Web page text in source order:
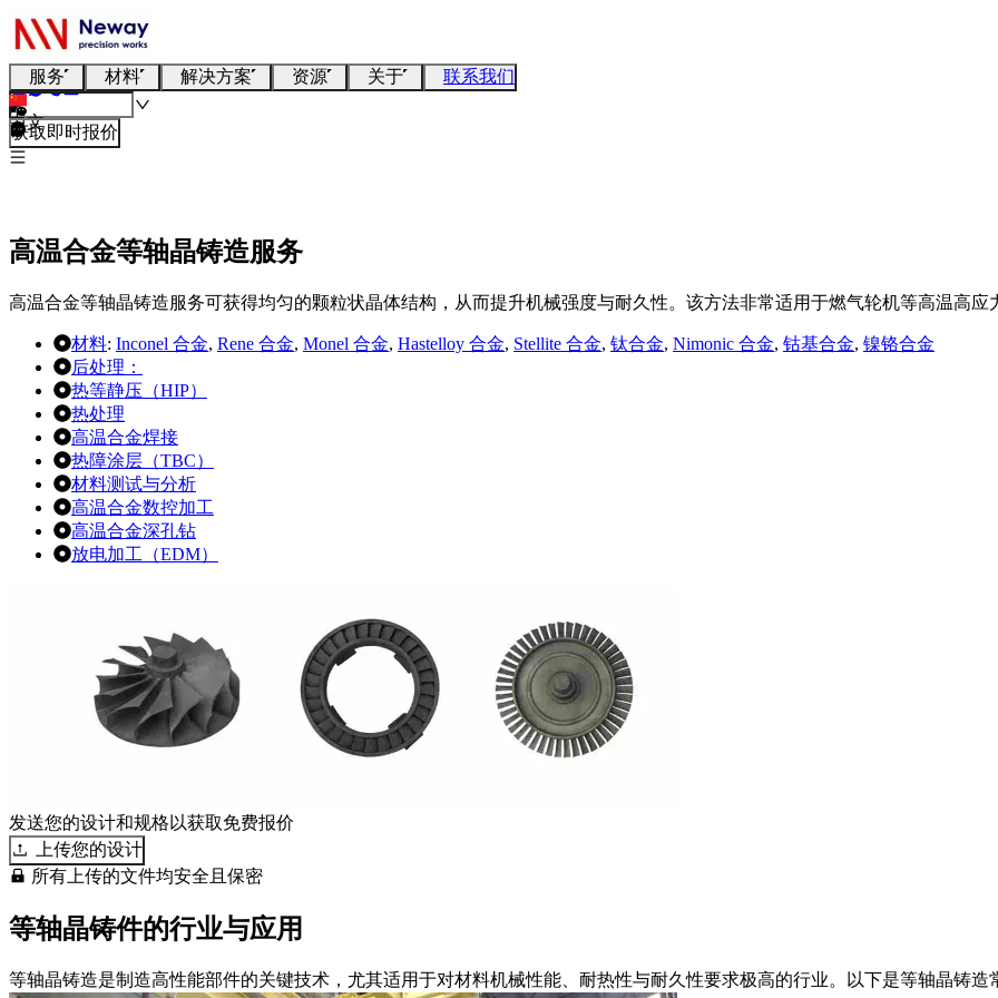
服务 材料 解决方案 资源 关于 联系我们
中文
获取即时报价
高温合金等轴晶铸造服务
高温合金等轴晶铸造服务可获得均匀的颗粒状晶体结构，从而提升机械强度与耐久性。该方法非常适用于燃气轮机等高温高应
材料: Inconel 合金, Rene 合金, Monel 合金, Hastelloy 合金, Stellite 合金, 钛合金, Nimonic 合金, 钴基合金, 镍铬合金
后处理：
热等静压（HIP）
热处理
高温合金焊接
热障涂层（TBC）
材料测试与分析
高温合金数控加工
高温合金深孔钻
放电加工（EDM）
发送您的设计和规格以获取免费报价
上传您的设计
所有上传的文件均安全且保密
等轴晶铸件的行业与应用
等轴晶铸造是制造高性能部件的关键技术，尤其适用于对材料机械性能、耐热性与耐久性要求极高的行业。以下是等轴晶铸造